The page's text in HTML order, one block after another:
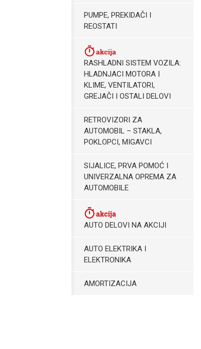
PUMPE, PREKIDAČI I
REOSTATI
RASHLADNI SISTEM VOZILA:
HLADNJACI MOTORA I
KLIME, VENTILATORI,
GREJAČI I OSTALI DELOVI
RETROVIZORI ZA
AUTOMOBIL – STAKLA,
POKLOPCI, MIGAVCI
SIJALICE, PRVA POMOĆ I
UNIVERZALNA OPREMA ZA
AUTOMOBILE
AUTO DELOVI NA AKCIJI
AUTO ELEKTRIKA I
ELEKTRONIKA
AMORTIZACIJA